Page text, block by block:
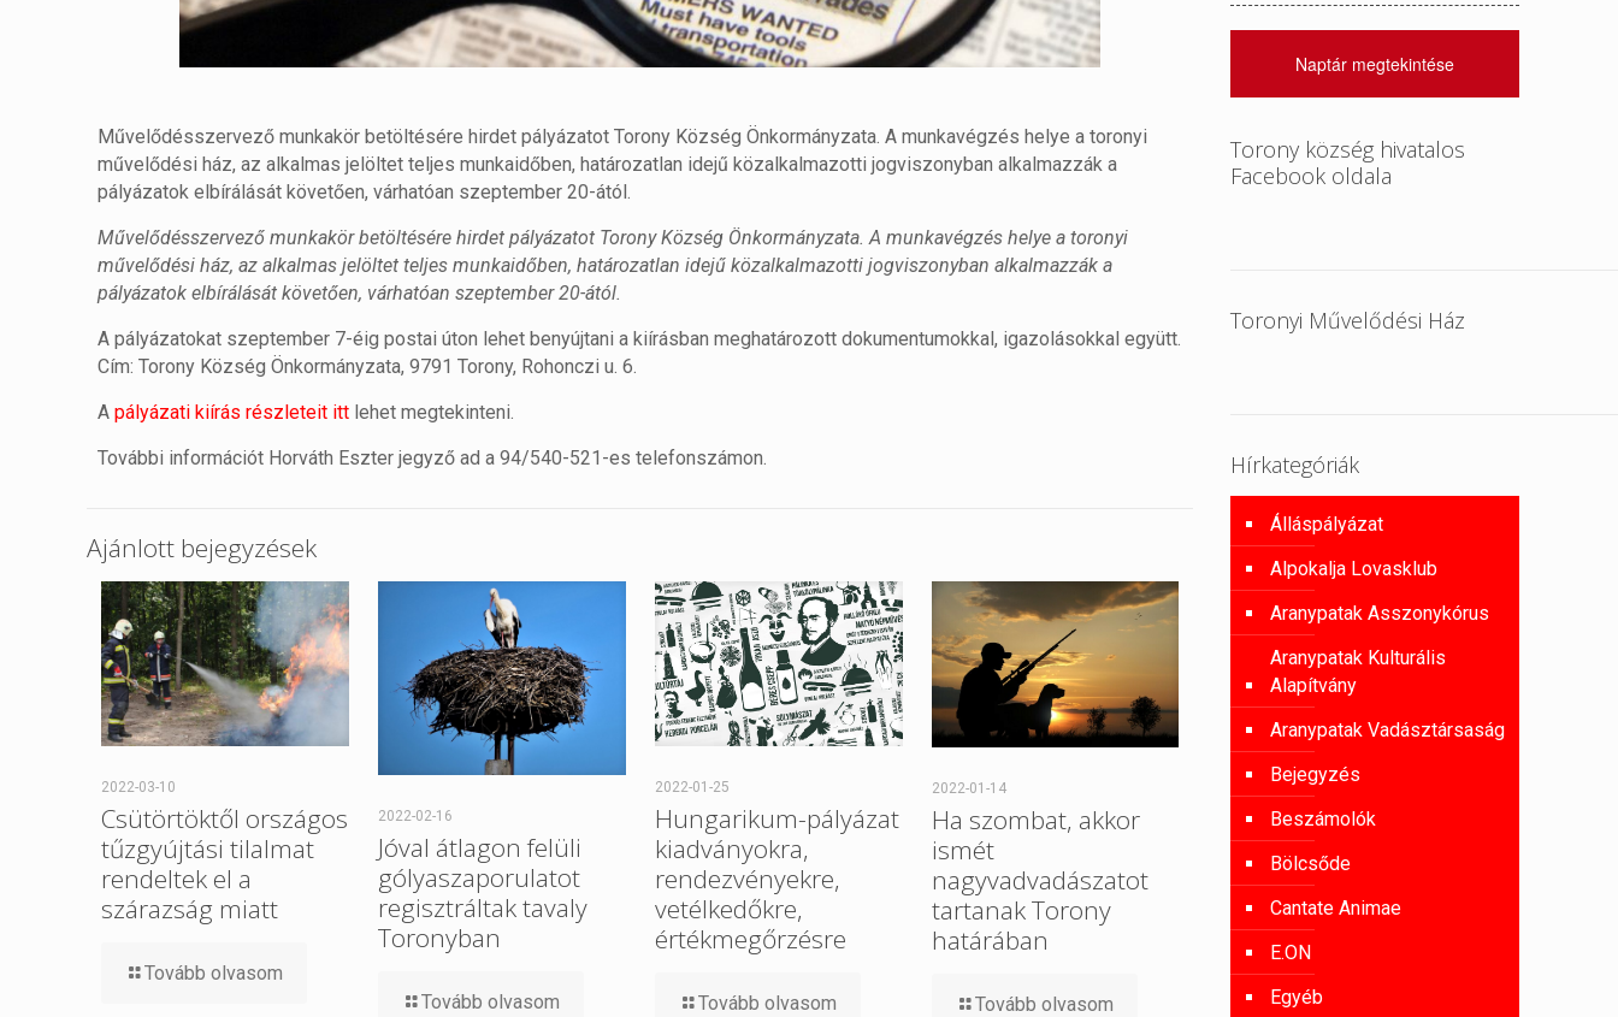
Művelődésszervező munkakör betöltésére hirdet pályázatot Torony Község Önkormányzata. A munkavégzés helye a toronyi
művelődési ház, az alkalmas jelöltet teljes munkaidőben, határozatlan idejű közalkalmazotti jogviszonyban alkalmazzák a
pályázatok elbírálását követően, várhatóan szeptember 20-ától.
Művelődésszervező munkakör betöltésére hirdet pályázatot Torony Község Önkormányzata. A munkavégzés helye a toronyi
művelődési ház, az alkalmas jelöltet teljes munkaidőben, határozatlan idejű közalkalmazotti jogviszonyban alkalmazzák a
pályázatok elbírálását követően, várhatóan szeptember 20-ától.
A pályázatokat szeptember 7-éig postai úton lehet benyújtani a kiírásban meghatározott dokumentumokkal, igazolásokkal együtt.
Cím: Torony Község Önkormányzata, 9791 Torony, Rohonczi u. 6.
Apályázati kiírás részleteit itt lehet megtekinteni.
További információt Horváth Eszter jegyző ad a 94/540-521-es telefonszámon.
Ajánlott bejegyzések
2022-03-10
Csütörtöktől országos
tűzgyújtási tilalmat
rendeltek el a
szárazság miatt
Tovább olvasom
2022-02-16
Jóval átlagon felüli
gólyaszaporulatot
regisztráltak tavaly
Toronyban
Tovább olvasom
2022-01-25
Hungarikum-pályázat
kiadványokra,
rendezvényekre,
vetélkedőkre,
értékmegőrzésre
Tovább olvasom
2022-01-14
Ha szombat, akkor
ismét
nagyvadvadászatot
tartanak Torony
határában
Tovább olvasom
Naptár megtekintése
Torony község hivatalos
Facebook oldala
Toronyi Művelődési Ház
Hírkategóriák
Álláspályázat
Alpokalja Lovasklub
Aranypatak Asszonykórus
Aranypatak Kulturális
Alapítvány
Aranypatak Vadásztársaság
Bejegyzés
Beszámolók
Bölcsőde
Cantate Animae
E.ON
Egyéb